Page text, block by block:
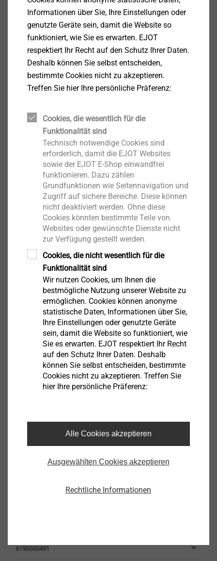
Spitzenwinkel in Kombination mit dem neuen
Wendelprofil sorgen für einen hohen
Bohrvorschub
Zertifiziert durch die Prüfgemeinschaft
Mauerbohrer (PGM) nach den Anforderungen des
Deutschen Instituts für Bautechnik (BIBt)
Technische Daten
Hammerbohrer SDS-Plus Bohrer 5,0
6190000484
Hammerbohrer SDS-Plus Bohrer 5,0
6190000485
Hammerbohrer SDS-Plus Bohrer 5,0
Hammerbohrer SDS-Plus Bohrer 6,0
6190000487
Hammerbohrer SDS-Plus Bohrer 6,0
6190000491
Informationen über Sie, Ihre Einstellungen oder
genutzte Geräte sein, damit die Website so
funktioniert, wie Sie es erwarten. EJOT
respektiert Ihr Recht auf den Schutz Ihrer Daten.
Deshalb können Sie selbst entscheiden,
bestimmte Cookies nicht zu akzeptieren.
Treffen Sie hier Ihre persönliche Präferenz:
Cookies, die wesentlich für die
Funktionalität sind
Technisch notwendige Cookies sind
erforderlich, damit die EJOT Websites
sowie der EJOT E-Shop einwandfrei
funktionieren. Dazu zählen
Grundfunktionen wie Seitennavigation und
Zugriff auf sichere Bereiche. Diese können
nicht deaktiviert werden. Ohne diese
Cookies könnten bestimmte Teile von
Websites oder gewünschte Dienste nicht
zur Verfügung gestellt werden.
Cookies, die nicht wesentlich für die
Funktionalität sind
Wir nutzen Cookies, um Ihnen die
bestmögliche Nutzung unserer Website zu
ermöglichen. Cookies können anonyme
statistische Daten, Informationen über Sie,
Ihre Einstellungen oder genutzte Geräte
sein, damit die Website so funktioniert, wie
Sie es erwarten. EJOT respektiert Ihr Recht
auf den Schutz Ihrer Daten. Deshalb
können Sie selbst entscheiden, bestimmte
Cookies nicht zu akzeptieren. Treffen Sie
hier Ihre persönliche Präferenz:
Alle Cookies akzeptieren
Ausgewählten Cookies akzeptieren
Rechtliche Informationen